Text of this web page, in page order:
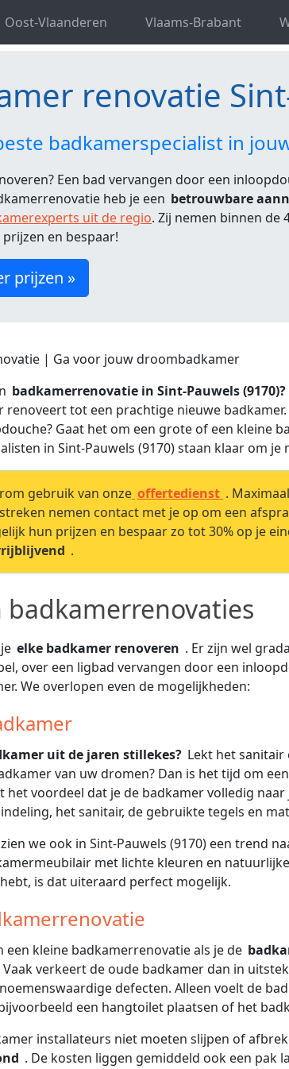
Oost-Vlaanderen Vlaams-Brabant
Vlaanderen Badkamer renovatie Sint-
renovatie
badkamerspecialist in
Een bad vervangen door een
heb je een betrouwbare
uit de regio. Zij nemen binnen de
en bespaar!
prijzen »
badkamerrenovatie in Sint-Pauwels (9170)?
renoveert tot een prachtige nieuwe
Gaat het om een grote of een kleine
in Sint-Pauwels (9170) staan klaar om je
gebruik van onze offertedienst .
nemen contact met je op om een
hun prijzen en bespaar zo tot 30% op je
.
badkamerrenovaties
elke badkamer renoveren . Er zijn wel
over een ligbad vervangen door een
We overlopen even de mogelijkheden:
uit de jaren stillekes? Lekt het
van uw dromen? Dan is het tijd om
het voordeel dat je de badkamer volledig
het sanitair, de gebruikte tegels en
we ook in Sint-Pauwels (9170) een trend
met lichte kleuren en
is dat uiteraard perfect mogelijk.
een kleine badkamerrenovatie als je de
Vaak verkeert de oude badkamer dan in
defecten. Alleen voelt de
een hangtoilet plaatsen of het
installateurs niet moeten slijpen of
. De kosten liggen gemiddeld ook een pak